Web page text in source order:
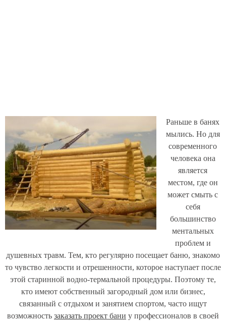
Раньше в банях
мылись. Но для
современного
человека она
является
местом, где он
может смыть с
себя
большинство
ментальных
проблем и
душевных травм. Тем, кто регулярно посещает баню, знакомо
то чувство легкости и отрешенности, которое наступает после
этой старинной водно-термальной процедуры. Поэтому те,
кто имеют собственный загородный дом или бизнес,
связанный с отдыхом и занятием спортом, часто ищут
возможность заказать проект бани у профессионалов в своей